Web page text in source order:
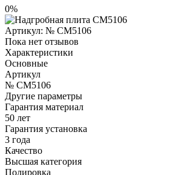
0%
Артикул: № CM5106
Пока нет отзывов
Характеристики
Основные
Артикул
№ CM5106
Другие параметры
Гарантия материал
50 лет
Гарантия установка
3 года
Качество
Высшая категория
Полировка